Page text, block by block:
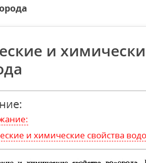
и
и химические свойства